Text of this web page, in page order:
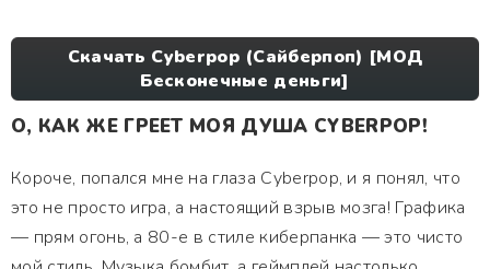
Скачать Cyberpop (Сайберпоп) [МОД
Бесконечные деньги]
О, КАК ЖЕ ГРЕЕТ МОЯ ДУША CYBERPOP!
Короче, попался мне на глаза Cyberpop, и я понял, что
это не просто игра, а настоящий взрыв мозга! Графика
— прям огонь, а 80-е в стиле киберпанка — это чисто